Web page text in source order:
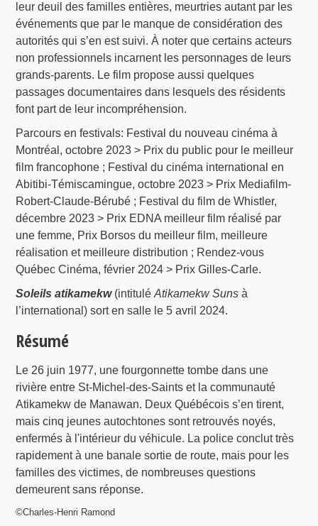
leur deuil des familles entières, meurtries autant par les
événements que par le manque de considération des
autorités qui s’en est suivi. À noter que certains acteurs
non professionnels incarnent les personnages de leurs
grands-parents. Le film propose aussi quelques
passages documentaires dans lesquels des résidents
font part de leur incompréhension.
Parcours en festivals: Festival du nouveau cinéma à
Montréal, octobre 2023 > Prix du public pour le meilleur
film francophone ; Festival du cinéma international en
Abitibi-Témiscamingue, octobre 2023 > Prix Mediafilm-
Robert-Claude-Bérubé ; Festival du film de Whistler,
décembre 2023 > Prix EDNA meilleur film réalisé par
une femme, Prix Borsos du meilleur film, meilleure
réalisation et meilleure distribution ; Rendez-vous
Québec Cinéma, février 2024 > Prix Gilles-Carle.
Soleils atikamekw(intituléAtikamekw Suns à
l’international) sort en salle le 5 avril 2024.
Résumé
Le 26 juin 1977, une fourgonnette tombe dans une
rivière entre St-Michel-des-Saints et la communauté
Atikamekw de Manawan. Deux Québécois s’en tirent,
mais cinq jeunes autochtones sont retrouvés noyés,
enfermés à l'intérieur du véhicule. La police conclut très
rapidement à une banale sortie de route, mais pour les
familles des victimes, de nombreuses questions
demeurent sans réponse.
©Charles-Henri Ramond